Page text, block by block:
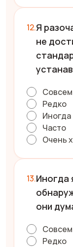
Я
не
Редко
Иногда
Часто
Очень
Иногда
они
Редко